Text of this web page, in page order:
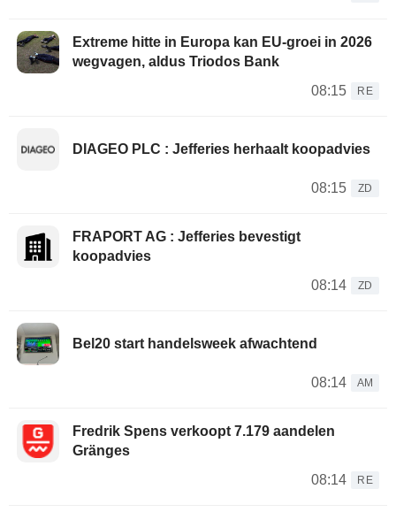
Extreme hitte in Europa kan EU-groei in 2026
wegvagen, aldus Triodos Bank
08:15
RE
DIAGEO PLC : Jefferies herhaalt koopadvies
08:15 ZD
FRAPORT AG : Jefferies bevestigt
koopadvies
08:14
ZD
Bel20 start handelsweek afwachtend
08:14 AM
Fredrik Spens verkoopt 7.179 aandelen
Gränges
08:14
RE